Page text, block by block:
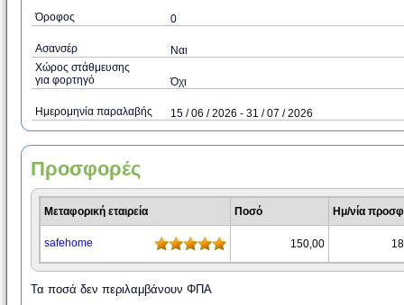
Όροφος 0
Ασανσέρ
Ναι
Χώρος στάθμευσης
για φορτηγό
Όχι
Ημερομηνία παραλαβής 15 / 06 / 2026 - 31 / 07 / 2026
Προσφορές
Μεταφορική εταιρεία Ποσό Ημ/νία
safehome 150,00
Τα ποσά δεν περιλαμβάνουν ΦΠΑ